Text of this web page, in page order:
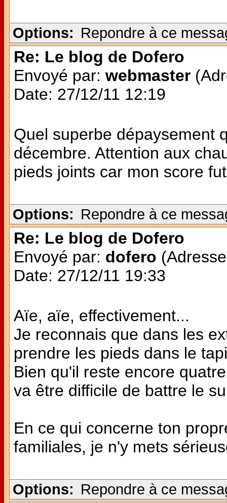
Options: Repondre à ce
Re: Le blog de Dofero
Envoyé par: webmaster
Date: 27/12/11 12:19
Quel superbe dépaysement
décembre. Attention aux
pieds joints car mon score
Options: Repondre à ce
Re: Le blog de Dofero
Envoyé par: dofero
Date: 27/12/11 19:33
Aïe, aïe, effectivement...
Je reconnais que dans les
prendre les pieds dans le
Bien qu'il reste encore
va être difficile de battre le
En ce qui concerne ton
familiales, je n'y mets
Options: Repondre à ce